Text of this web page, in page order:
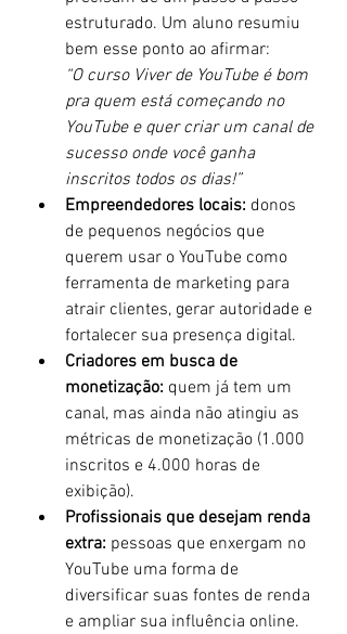
estruturado. Um aluno resumiu
bem esse ponto ao afirmar:
“O curso Viver de YouTube é bom
pra quem está começando no
YouTube e quer criar um canal de
sucesso onde você ganha
inscritos todos os dias!”
Empreendedores locais: donos
de pequenos negócios que
querem usar o YouTube como
ferramenta de marketing para
atrair clientes, gerar autoridade e
fortalecer sua presença digital.
Criadores em busca de
monetização: quem já tem um
canal, mas ainda não atingiu as
métricas de monetização (1.000
inscritos e 4.000 horas de
exibição).
Profissionais que desejam renda
extra: pessoas que enxergam no
YouTube uma forma de
diversificar suas fontes de renda
e ampliar sua influência online.